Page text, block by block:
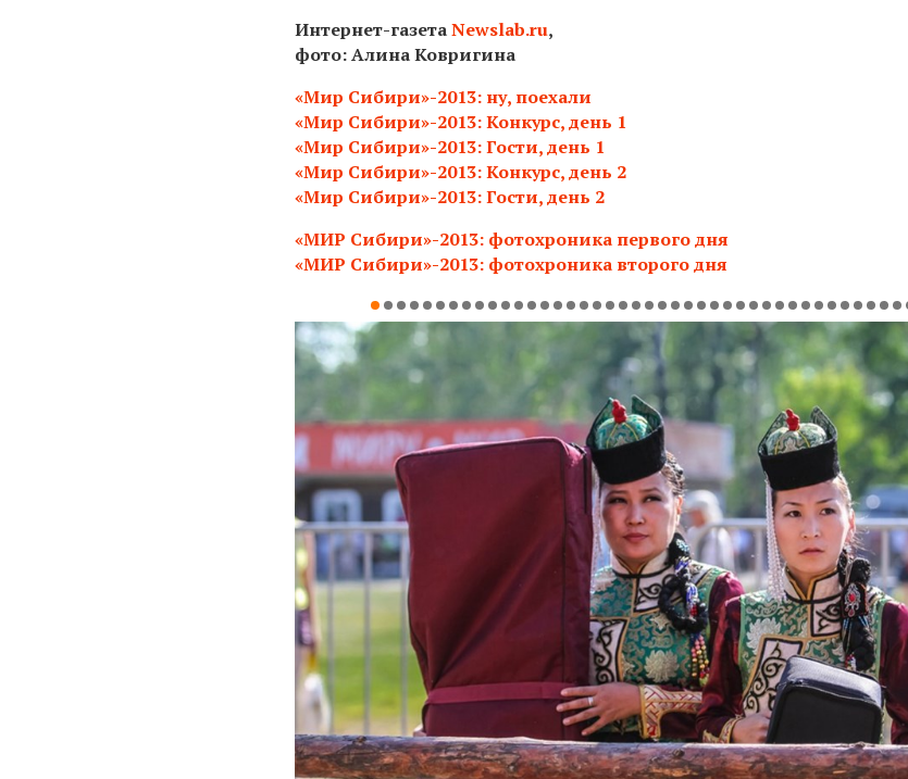
Интернет-газетаNewslab.ru,
фото: Алина Ковригина
«Мир Сибири»-2013: ну, поехали
«Мир Сибири»-2013: Конкурс, день 1
«Мир Сибири»-2013: Гости, день 1
«Мир Сибири»-2013: Конкурс, день 2
«Мир Сибири»-2013: Гости, день 2
«МИР Сибири»-2013: фотохроника первого дня
«МИР Сибири»-2013: фотохроника второго дня